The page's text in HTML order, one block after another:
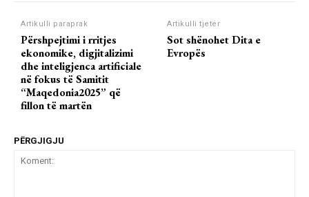
Artikulli paraprak
Përshpejtimi i rritjes
ekonomike, digjitalizimi
dhe inteligjenca artificiale
në fokus të Samitit
“Maqedonia2025” që
fillon të martën
Artikulli tjetër
Sot shënohet Dita e
Evropës
PËRGJIGJU